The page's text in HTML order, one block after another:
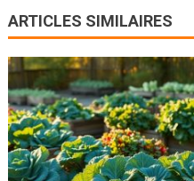
ARTICLES SIMILAIRES